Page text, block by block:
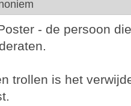
- de persoon
trollen is het